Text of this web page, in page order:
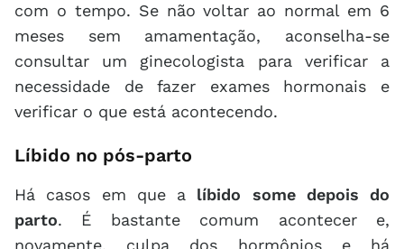
com o tempo. Se não voltar ao normal em 6
meses sem amamentação, aconselha-se
consultar um ginecologista para verificar a
necessidade de fazer exames hormonais e
verificar o que está acontecendo.
Líbido no pós-parto
Há casos em que a líbido some depois do
parto. É bastante comum acontecer e,
novamente, culpa dos hormônios e há